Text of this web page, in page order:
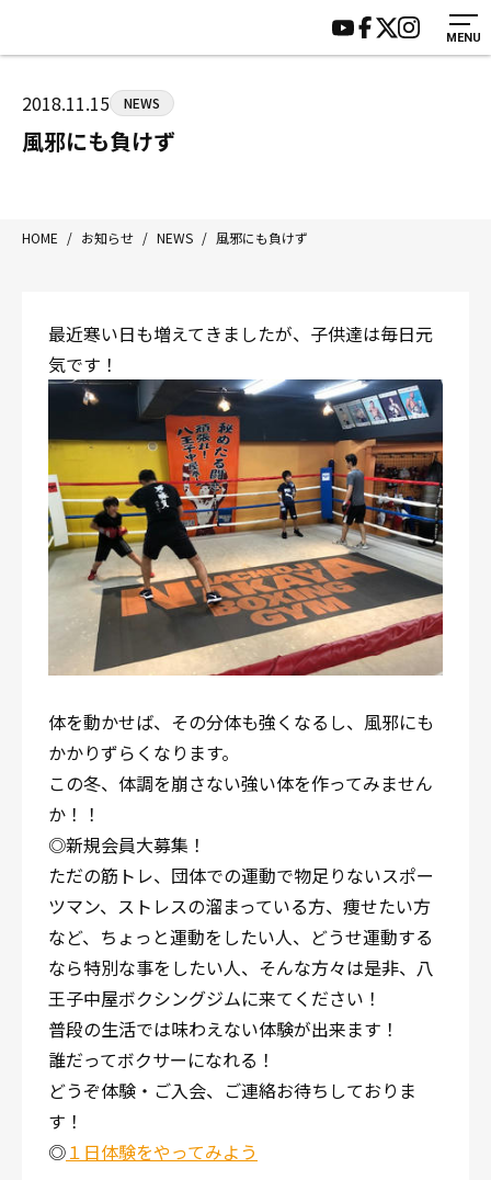
MENU
八王子中屋ボクシングジム
〒192-0072 東京都八王子市南町3-8 第2原嶋ビル1F
Tel/Fax：042-622-7222
営業時間：月〜土 14:00〜22:00 / 日・祝 14:00〜19:00
HOME
ジムについて
トレーニング
入会案内
施設紹介
サポーター募集
2018.11.15 NEWS
風邪にも負けず
HOME / お知らせ / NEWS / 風邪にも負けず
最近寒い日も増えてきましたが、子供達は毎日元
気です！
体を動かせば、その分体も強くなるし、風邪にも
かかりずらくなります。
この冬、体調を崩さない強い体を作ってみません
か！！
◎新規会員大募集！
ただの筋トレ、団体での運動で物足りないスポー
ツマン、ストレスの溜まっている方、痩せたい方
など、ちょっと運動をしたい人、どうせ運動する
なら特別な事をしたい人、そんな方々は是非、八
王子中屋ボクシングジムに来てください！
普段の生活では味わえない体験が出来ます！
誰だってボクサーになれる！
どうぞ体験・ご入会、ご連絡お待ちしておりま
す！
◎１日体験をやってみよう